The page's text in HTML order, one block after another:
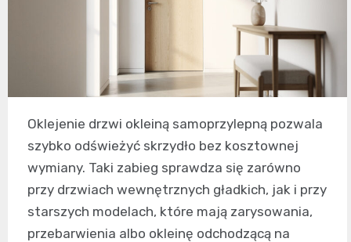
Oklejenie drzwi okleiną samoprzylepną pozwala
szybko odświeżyć skrzydło bez kosztownej
wymiany. Taki zabieg sprawdza się zarówno
przy drzwiach wewnętrznych gładkich, jak i przy
starszych modelach, które mają zarysowania,
przebarwienia albo okleinę odchodzącą na